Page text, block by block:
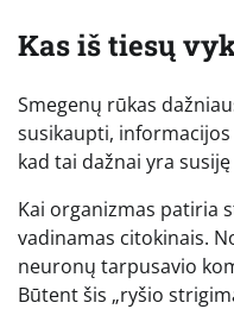
Kas iš tiesų
Smegenų rūkas
susikaupti,
kad tai dažnai yra susiję
Kai organizmas patiria
vadinamas citokinais.
neuronų tarpusavio
Būtent šis „ryšio